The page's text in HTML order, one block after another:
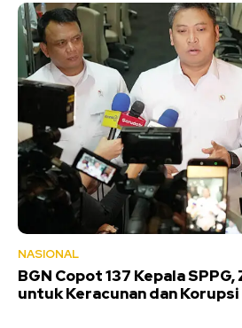
NASIONAL
BGN Copot 137 Kepala
untuk Keracunan dan Korupsi